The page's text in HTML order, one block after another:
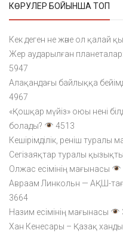
КӨРУЛЕР БОЙЫНША ТОП
Кек деген не және ол қалай
Жер аударылған планеталар:
5947
Алақандағы байлыққа
4967
«Қошқар мүйіз» оюы нені
болады?
4513
Кешірімділік, реніш туралы
Сегізаяқтар туралы
Олжас есімінің мағынасы
Авраам Линкольн — АҚШ-
3664
Назим есімінің мағынасы
Хан Кенесары – Қазақ